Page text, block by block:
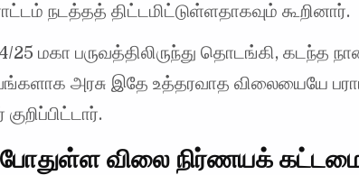
நடத்தத் திட்டமிட்டுள்ளதாகவும் கூறினார்.
25 மகா பருவத்திலிருந்து தொடங்கி, கடந்த
அரசு இதே உத்தரவாத விலையையே
விலை நிர்ணயக்